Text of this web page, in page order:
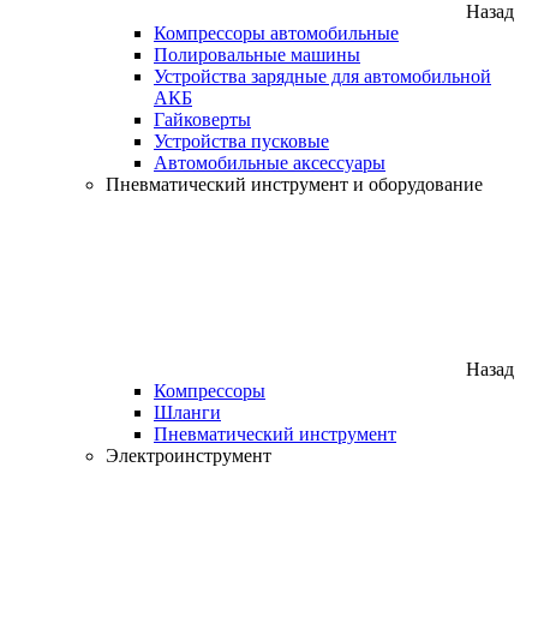
Назад
Компрессоры автомобильные
Полировальные машины
Устройства зарядные для автомобильной
АКБ
Гайковерты
Устройства пусковые
Автомобильные аксессуары
Пневматический инструмент и оборудование
Назад
Компрессоры
Шланги
Пневматический инструмент
Электроинструмент